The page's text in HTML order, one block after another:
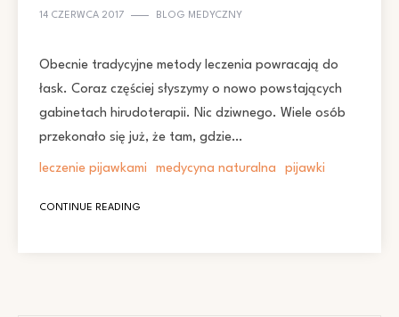
14 CZERWCA 2017 BLOG MEDYCZNY
Obecnie tradycyjne metody leczenia powracają do
łask. Coraz częściej słyszymy o nowo powstających
gabinetach hirudoterapii. Nic dziwnego. Wiele osób
przekonało się już, że tam, gdzie…
leczenie pijawkami medycyna naturalna pijawki
CONTINUE READING